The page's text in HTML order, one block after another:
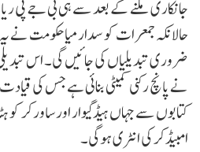
جانکاری ملنے کے بعد سے ہی بی جے پی
حالانکہ جمعرات کو سدارمیا حکومت نے یہ
ضروری تبدیلیاں کی جائیں گی۔ اس
نے پانچ رکنی کمیٹی بنائی ہے جس کی
کتابوں سے جہاں ہیڈگیوار اور ساورکر کو
امبیڈکر کی انٹری ہوگی۔